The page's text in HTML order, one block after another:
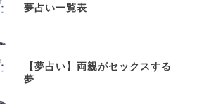
夢占い一覧表
【夢占い】両親がセックスする
夢